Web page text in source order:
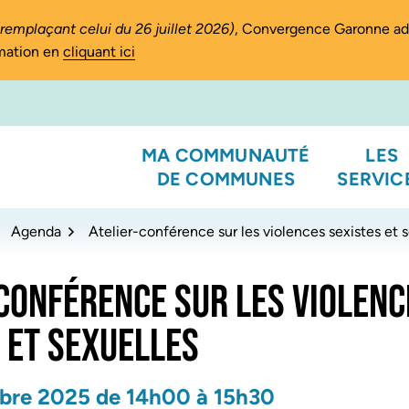
celui du 26 juillet 2026), Convergence Garonne
en cliquant ici
MA COMMUNAUTÉ
DE COMMUNES
LES
Agenda Atelier-conférence sur les violences sexistes et
SUR LES
SEXUELLES
2025 de 14h00 à 15h30